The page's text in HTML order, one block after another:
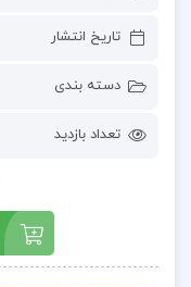
تاریخ انتشار
دسته بندی
تعداد بازدید